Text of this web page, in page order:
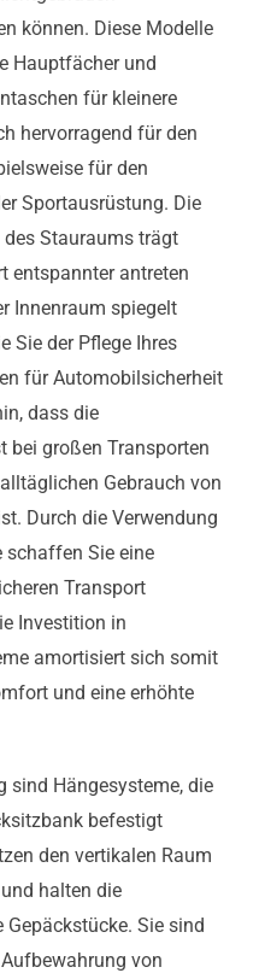
können. Diese Modelle
Hauptfächer und
für kleinere
hervorragend für den
für den
Sportausrüstung. Die
Stauraums trägt
entspannter antreten
Innenraum spiegelt
Sie der Pflege Ihres
für Automobilsicherheit
dass die
bei großen Transporten
Gebrauch von
Durch die Verwendung
schaffen Sie eine
Transport
Investition in
amortisiert sich somit
und eine erhöhte
sind Hängesysteme, die
befestigt
den vertikalen Raum
halten die
Sie sind
von